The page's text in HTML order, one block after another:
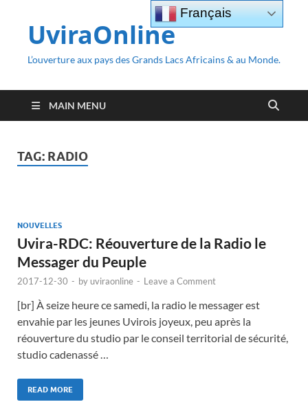
UviraOnline
L’ouverture aux pays des Grands Lacs Africains & au Monde.
MAIN MENU
TAG: RADIO
NOUVELLES
Uvira-RDC: Réouverture de la Radio le
Messager du Peuple
2017-12-30 - byuviraonline - Leave a Comment
[br] À seize heure ce samedi, la radio le messager est
envahie par les jeunes Uvirois joyeux, peu après la
réouverture du studio par le conseil territorial de sécurité,
studio cadenassé …
READ MORE
Français